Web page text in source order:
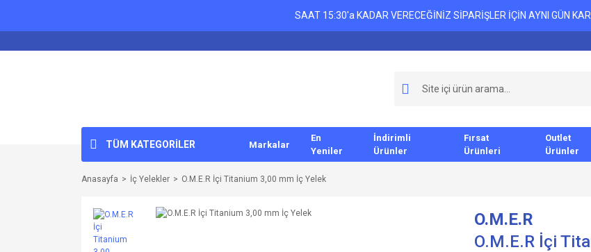
SAAT 15:30'a KADAR VERECEĞİNİZ SİPARİŞLER İÇİN AYNI GÜN
TÜM KATEGORİLER Markalar
En
Yeniler
İndirimli
Ürünler
Fırsat
Ürünleri
Outlet
Ürünler
Anasayfa İç Yelekler O.M.E.R İçi Titanium 3,00 mm İç Yelek
O.M.E.R
O.M.E.R İçi